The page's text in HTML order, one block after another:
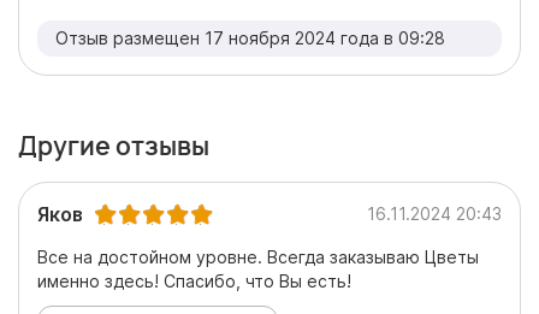
Отзыв размещен 17 ноября 2024 года в 09:28
Другие отзывы
Яков 16.11.2024 20:43
Все на достойном уровне. Всегда заказываю Цветы
именно здесь! Спасибо, что Вы есть!